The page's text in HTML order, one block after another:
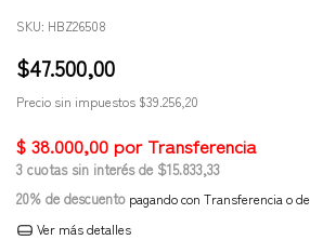
SKU: HBZ26508
$47.500,00
Precio sin impuestos $39.256,20
3 cuotas sin interés de $15.833,33
20% de descuento pagando con Transferencia o
Ver más detalles